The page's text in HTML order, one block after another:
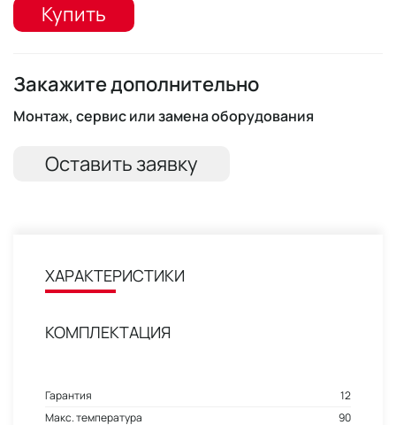
Купить
Закажите дополнительно
Монтаж, сервис или замена оборудования
Оставить заявку
ХАРАКТЕРИСТИКИ
КОМПЛЕКТАЦИЯ
Гарантия
12
Макс. температура
90